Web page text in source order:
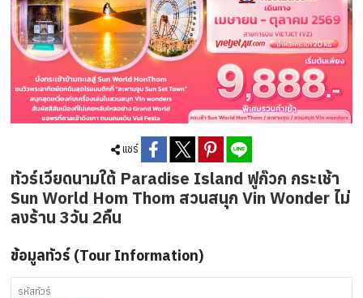
แชร์
ทัวร์เวียดนามใต้ Paradise Island ฟูก๊วก กระเช้า
Sun World Hom Thom สวนสนุก Vin Wonder ไม่
ลงร้าน 3วัน 2คืน
ข้อมูลทัวร์ (Tour Information)
รหัสทัวร์